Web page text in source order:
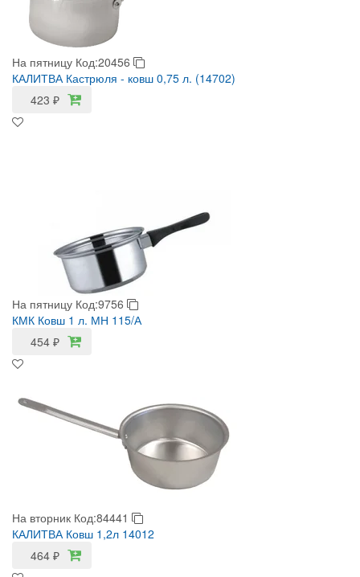
На пятницу Код:20456
КАЛИТВА Кастрюля - ковш 0,75 л. (14702)
423 ₽
На пятницу Код:9756
КМК Ковш 1 л. МН 115/А
454 ₽
На вторник Код:84441
КАЛИТВА Ковш 1,2л 14012
464 ₽